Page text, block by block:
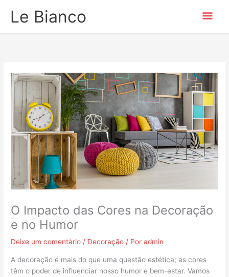
Le Bianco
O Impacto das Cores na Decoração
e no Humor
Deixe um comentário / Decoração / Poradmin
A decoração é mais do que uma questão estética; as cores
têm o poder de influenciar nosso humor e bem-estar. Vamos